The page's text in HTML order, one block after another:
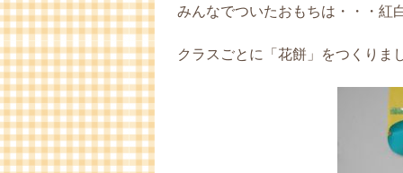
みんなでついたおもちは・・・紅
クラスごとに「花餅」をつくりま